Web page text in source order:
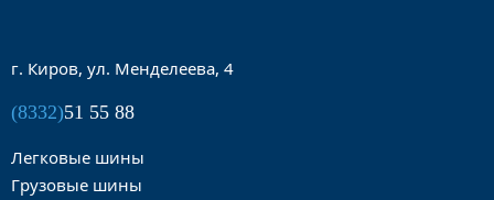
г. Киров, ул. Менделеева, 4
(8332)51 55 88
Легковые шины
Грузовые шины